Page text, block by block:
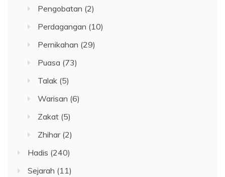
Pengobatan (2)
Perdagangan (10)
Pernikahan (29)
Puasa (73)
Talak (5)
Warisan (6)
Zakat (5)
Zhihar(2)
Hadis (240)
Sejarah (11)